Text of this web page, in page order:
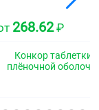
цвета.
268.62₽
Конкор таблетки
плёночной